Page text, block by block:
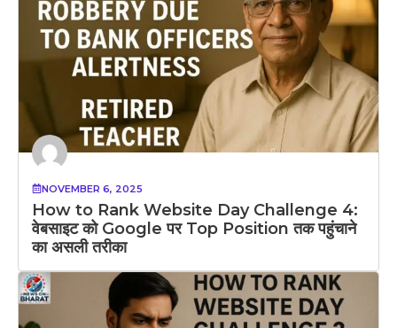
NOVEMBER 6, 2025
How to Rank Website Day Challenge 4:
वेबसाइट को Google पर Top Position तक पहुंचाने
का असली तरीका